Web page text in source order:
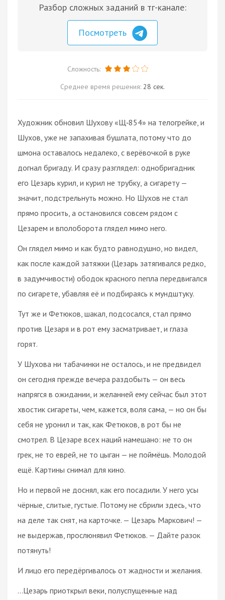
Разбор сложных заданий в тг-канале:
Посмотреть
Сложность:
Среднее время решения: 28 сек.
Художник обновил Шухову «Щ‑854» на телогрейке, и
Шухов, уже не запахивая бушлата, потому что до
шмона оставалось недалеко, с верёвочкой в руке
догнал бригаду. И сразу разглядел: однобригадник
его Цезарь курил, и курил не трубку, а сигарету —
значит, подстрельнуть можно. Но Шухов не стал
прямо просить, а остановился совсем рядом с
Цезарем и вполоборота глядел мимо него.
Он глядел мимо и как будто равнодушно, но видел,
как после каждой затяжки (Цезарь затягивался редко,
в задумчивости) ободок красного пепла передвигался
по сигарете, убавляя её и подбираясь к мундштуку.
Тут же и Фетюков, шакал, подсосался, стал прямо
против Цезаря и в рот ему засматривает, и глаза
горят.
У Шухова ни табачинки не осталось, и не предвидел
он сегодня прежде вечера раздобыть — он весь
напрягся в ожидании, и желанней ему сейчас был этот
хвостик сигареты, чем, кажется, воля сама, — но он бы
себя не уронил и так, как Фетюков, в рот бы не
смотрел. В Цезаре всех наций намешано: не то он
грек, не то еврей, не то цыган — не поймёшь. Молодой
ещё. Картины снимал для кино.
Но и первой не доснял, как его посадили. У него усы
чёрные, слитые, густые. Потому не сбрили здесь, что
на деле так снят, на карточке. — Цезарь Маркович! —
не выдержав, прослюнявил Фетюков. — Дайте разок
потянуть!
И лицо его передёргивалось от жадности и желания.
…Цезарь приоткрыл веки, полуспущенные над